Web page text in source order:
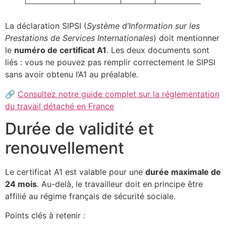
La déclaration SIPSI (Système d’Information sur les
Prestations de Services Internationales) doit mentionner
le numéro de certificat A1. Les deux documents sont
liés : vous ne pouvez pas remplir correctement le SIPSI
sans avoir obtenu l’A1 au préalable.
🔗 Consultez notre guide complet sur la réglementation
du travail détaché en France
Durée de validité et
renouvellement
Le certificat A1 est valable pour une durée maximale de
24 mois. Au-delà, le travailleur doit en principe être
affilié au régime français de sécurité sociale.
Points clés à retenir :